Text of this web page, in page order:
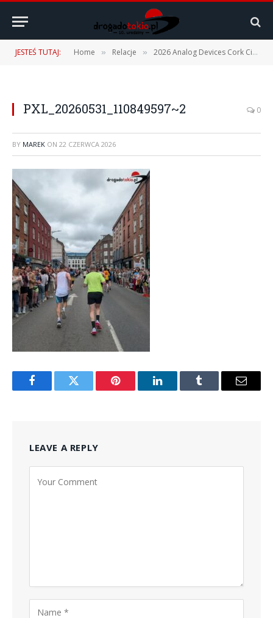
JESTEŚ TUTAJ: Home » Relacje » 2026 Analog Devices Cork City Marathon – 31.05.2026
PXL_20260531_110849597~2 0
BY MAREK ON 22 CZERWCA 2026
FacebookTwitter Pinterest LinkedInTumblr Email
LEAVE A REPLY